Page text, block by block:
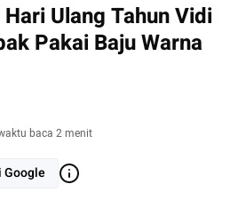
Ulang Tahun Vidi
Pakai Baju Warna
baca 2 menit
Google